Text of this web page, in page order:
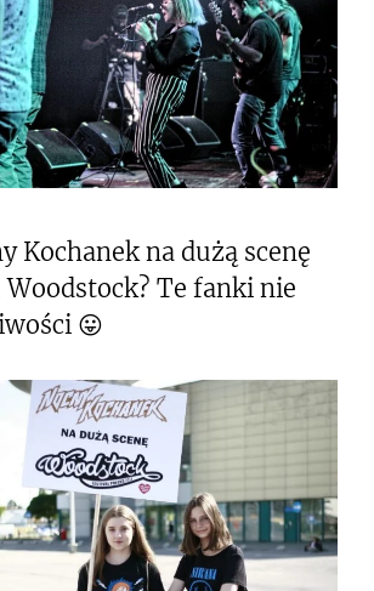
Kochanek na dużą scenę
Te fanki nie
😛